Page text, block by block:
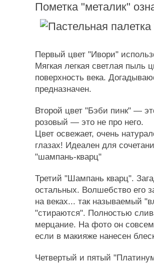
Пометка "металик"
Первый цвет "Ивори"
Мягкая легкая светлая пыль
поверхность века.
предназначен.
Второй цвет "Бэби пинк" —
розовый — это не про него.
Цвет освежает, очень
глазах! Идеален для
"шампань-кварц"
Третий "Шампань кварц".
остальных. Волшебство его
на веках... так называемый
"стираются". Полностью
мерцание. На фото он
если в макияже нанесен
Четвертый и пятый